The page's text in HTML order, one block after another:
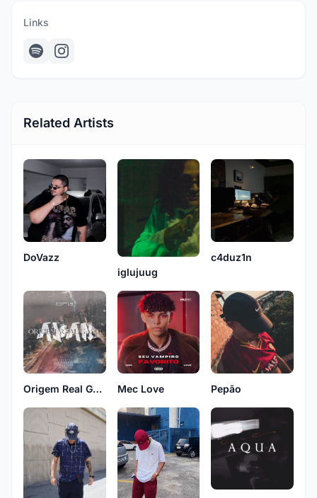
Links
Related Artists
DoVazz
iglujuug
c4duz1n
Origem Real Gang Mec Love Pepão